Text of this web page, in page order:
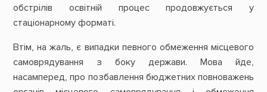
обстрілів освітній процес продовжується у
стаціонарному форматі.
Втім, на жаль, є випадки певного обмеження місцевого
самоврядування з боку держави. Мова йде,
насамперед, про позбавлення бюджетних повноважень